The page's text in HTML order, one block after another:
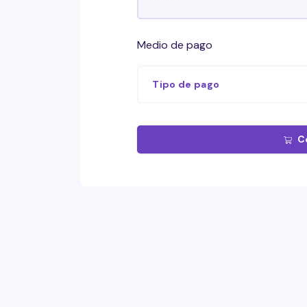
Medio de pago
Tipo de pago